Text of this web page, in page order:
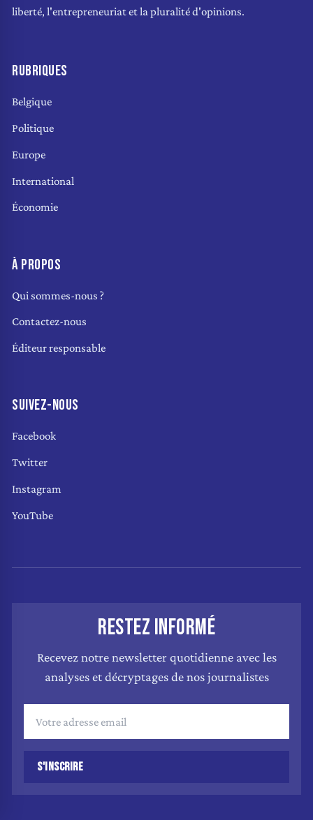
liberté, l'entrepreneuriat et la pluralité d'opinions.
RUBRIQUES
Belgique
Politique
Europe
International
Économie
À PROPOS
Qui sommes-nous ?
Contactez-nous
Éditeur responsable
SUIVEZ-NOUS
Facebook
Twitter
Instagram
YouTube
RESTEZ INFORMÉ
Recevez notre newsletter quotidienne avec les
analyses et décryptages de nos journalistes
S'INSCRIRE